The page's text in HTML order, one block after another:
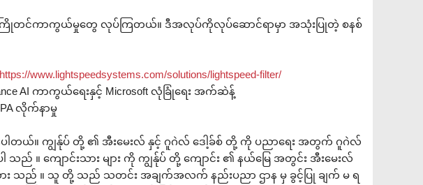
ြိုတင်ကာကွယ်မှုတွေ လုပ်ကြတယ်။ ဒီအလုပ်ကိုလုပ်ဆောင်ရာမှာ အသုံးပြုတဲ့ စနစ်
https://www.lightspeedsystems.com/solutions/lightspeed-filter/
AI ကာကွယ်ရေးနှင့် Microsoft လုံခြုံရေး အက်ဆဲန့်
လိုက်နာမှု
ါတယ်။ ကျွန်ုပ် တို့ ၏ အီးမေးလ် နှင့် ဂူဂဲလ် ဒေါ့ခ်စ် တို့ ကို ပညာရေး အတွက် ဂူဂဲလ်
။ ကျောင်းသား များ ကို ကျွန်ုပ် တို့ ကျောင်း ၏ နယ်မြေ အတွင်း အီးမေးလ်
ား သည် ။ သူ တို့ သည် သတင်း အချက်အလက် နည်းပညာ ဌာန မှ ခွင့်ပြု ချက် မ ရ